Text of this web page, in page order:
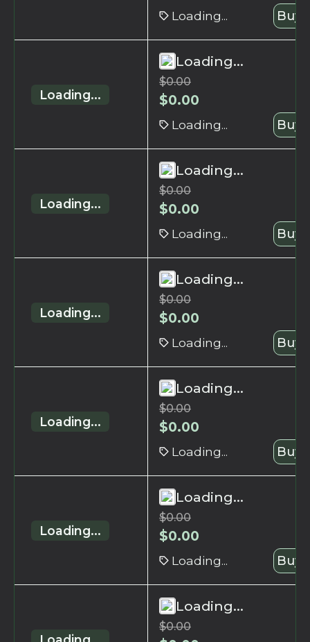
Loading... Buy
Loading...
Loading...
$0.00
$0.00
Loading... Buy
Loading...
Loading...
$0.00
$0.00
Loading... Buy
Loading...
Loading...
$0.00
$0.00
Loading... Buy
Loading...
Loading...
$0.00
$0.00
Loading... Buy
Loading...
Loading...
$0.00
$0.00
Loading... Buy
Loading...
$0.00